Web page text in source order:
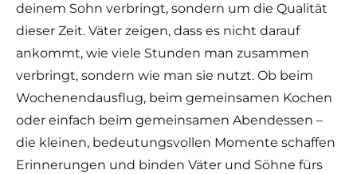
deinem Sohn verbringt, sondern um die Qualität
dieser Zeit. Väter zeigen, dass es nicht darauf
ankommt, wie viele Stunden man zusammen
verbringt, sondern wie man sie nutzt. Ob beim
Wochenendausflug, beim gemeinsamen Kochen
oder einfach beim gemeinsamen Abendessen –
die kleinen, bedeutungsvollen Momente schaffen
Erinnerungen und binden Väter und Söhne fürs